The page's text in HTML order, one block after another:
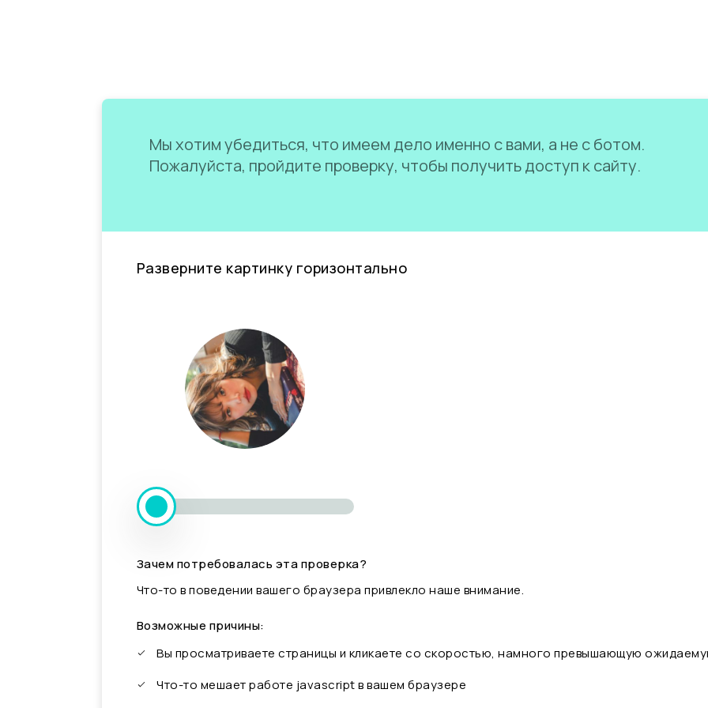
Мы хотим убедиться, что имеем дело именно с вами, а не с ботом.
Пожалуйста, пройдите проверку, чтобы получить доступ к сайту.
Разверните картинку горизонтально
Зачем потребовалась эта проверка?
Что-то в поведении вашего браузера привлекло наше внимание.
Возможные причины:
Вы просматриваете страницы и кликаете со скоростью, намного превышающую
Что-то мешает работе javascript в вашем браузере